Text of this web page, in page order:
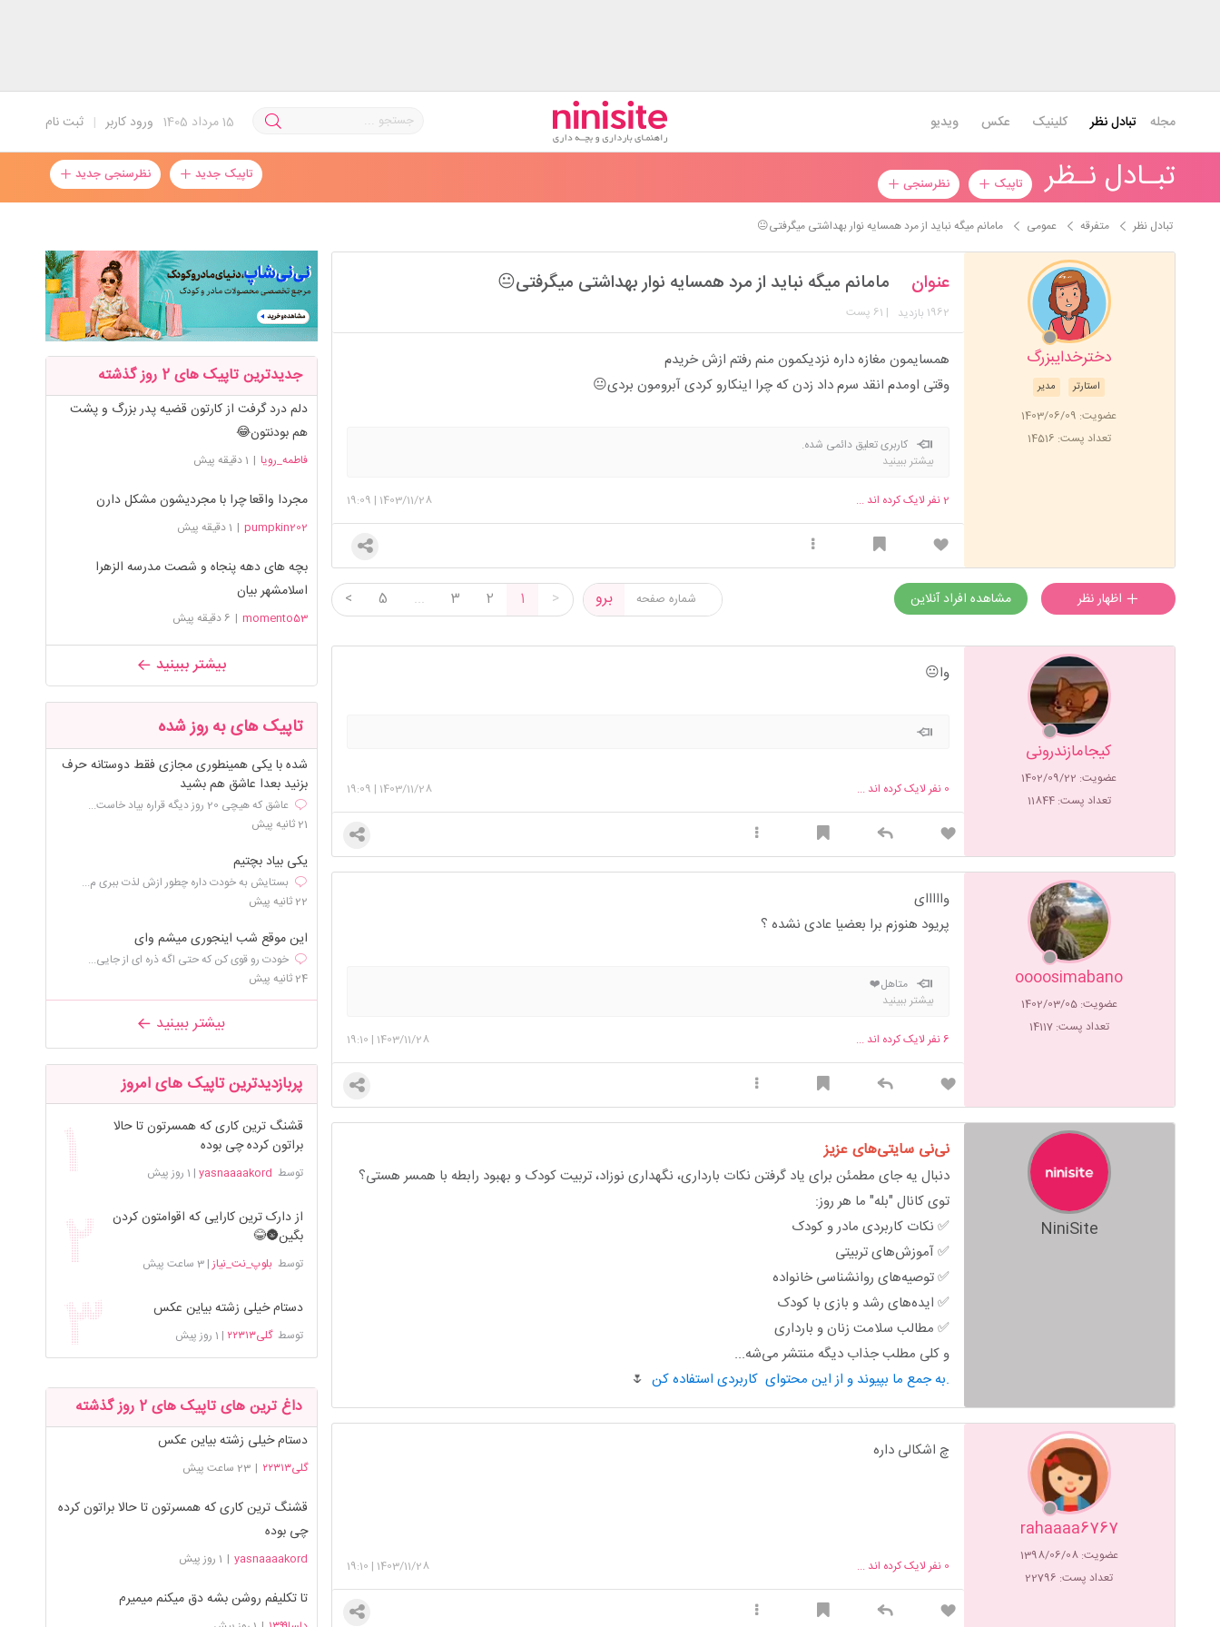
ثبت نام | ورود کاربر 15مرداد 1405 مجله تبادل نظر کلینیک عکس ویدیو
تبـادل نـظر تاپیک نظرسنجی تاپیک جدید نظرسنجی جدید
تبادل نظر متفرقه عمومی مامانم میگه نباید از مرد همسایه نوار بهداشتی میگرفتی😐
دخترخدایبزرگ
مدیر استارتر
عضویت: 1403/06/09
تعداد پست: 14516
عنوان مامانم میگه نباید از مرد همسایه نوار بهداشتی میگرفتی😐
1962 بازدید | 61 پست
همسایمون مغازه داره نزدیکمون منم رفتم ازش خریدم
وقتی اومدم انقد سرم داد زدن که چرا اینکارو کردی آبرومون بردی😐
کاربری تعلیق دائمی شده.
بیشتر ببینید
1403/11/28
|
19:09 2نفر لایک کرده اند ...
>
1
2
3
...
5
< برو مشاهده افراد آنلاین
کیجامازندرونی
عضویت: 1402/09/22
تعداد پست: 11844
وا😐
1403/11/28
|
19:09 0 نفر لایک کرده اند ...
oooosimabano
عضویت: 1402/03/05
تعداد پست: 14117
وااااای
پریود هنوزم برا بعضیا عادی نشده ؟
متاهل❤️
بیشتر ببینید
1403/11/28
|
19:10 6نفر لایک کرده اند ...
NiniSite
نی‌نی سایتی‌های عزیز
دنبال یه جای مطمئن برای یاد گرفتن نکات بارداری، نگهداری نوزاد، تربیت کودک و بهبود رابطه با همسر هستی؟
توی کانال "بله" ما هر روز:
✅ نکات کاربردی مادر و کودک
✅ آموزش‌های تربیتی
✅ توصیه‌های روانشناسی خانواده
✅ ایده‌های رشد و بازی با کودک
✅ مطالب سلامت زنان و بارداری
و کلی مطلب جذاب دیگه منتشر می‌شه...
به جمع ما بپیوند و از این محتوای کاربردی استفاده کن.
🌷
rahaaaa6767
عضویت: 1398/06/08
تعداد پست: 22796
چ اشکالی داره
1403/11/28
|
19:10 0 نفر لایک کرده اند ...
جدیدترین تاپیک های 2 روز گذشته
دلم درد گرفت از کارتون قضیه پدر بزرگ و پشت
هم بودنتون😂
فاطمه_رویا | 1 دقیقه پیش
مجردا واقعا چرا با مجردیشون مشکل دارن
pumpkin202
| 1 دقیقه پیش
بچه های دهه پنجاه و شصت مدرسه الزهرا
اسلامشهر بیان
momento53
| 6 دقیقه پیش
بیشتر ببینید
تاپیک های به روز شده
شده با یکی همینطوری مجازی فقط دوستانه حرف
بزنید بعدا عاشق هم بشید
عاشق که هیچی 20 روز دیگه قراره بیاد خاست...
21 ثانیه پیش
یکی بیاد بچتیم
بستایش به خودت داره چطور ازش لذت ببری م...
22 ثانیه پیش
این موقع شب اینجوری میشم وای
خودت رو قوی کن که حتی اگه ذره ای از جایی...
24 ثانیه پیش
بیشتر ببینید
پربازدیدترین تاپیک های امروز
قشنگ ترین کاری که همسرتون تا حالا
براتون کرده چی بوده
توسط yasnaaaakord
| 1 روز پیش
از دارک ترین کارایی که اقوامتون کردن
بگین🌚😂
توسطبلوپ_نت_نیاز|3 ساعت پیش
دستام خیلی زشته بیاین عکس
توسطگلی۲۲۳۱۳ | 1 روز پیش
داغ ترین های تاپیک های 2 روز گذشته
دستام خیلی زشته بیاین عکس
گلی۲۲۳۱۳ | 23 ساعت پیش
قشنگ ترین کاری که همسرتون تا حالا براتون کرده
چی بوده
yasnaaaakord
| 1 روز پیش
تا تکلیفم روشن بشه دق میکنم میمیرم